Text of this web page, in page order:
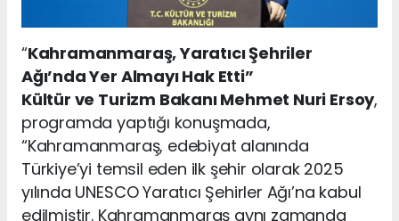
“Kahramanmaraş, Yaratıcı Şehriler
Ağı’nda Yer Almayı Hak Etti”
Kültür ve Turizm Bakanı Mehmet Nuri Ersoy,
programda yaptığı konuşmada,
“Kahramanmaraş, edebiyat alanında
Türkiye’yi temsil eden ilk şehir olarak 2025
yılında UNESCO Yaratıcı Şehirler Ağı’na kabul
edilmiştir. Kahramanmaraş aynı zamanda